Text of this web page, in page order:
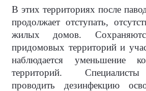
В этих территориях после
продолжает отступать,
жилых домов.
придомовых территорий и
наблюдается уменьшение
территорий.
проводить дезинфекцию